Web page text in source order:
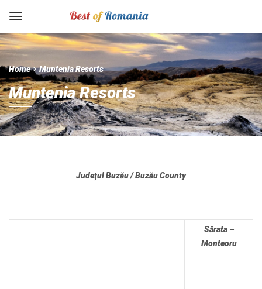
Home Muntenia Resorts
Muntenia Resorts
Judeţul Buzău / Buzău County
Sărata –
Monteoru